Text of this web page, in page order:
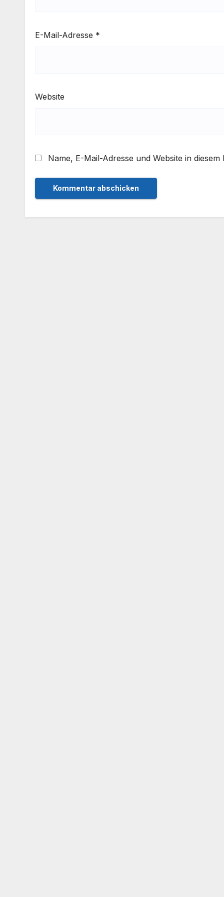
E-Mail-Adresse *
Website
Name, E-Mail-Adresse und Website in